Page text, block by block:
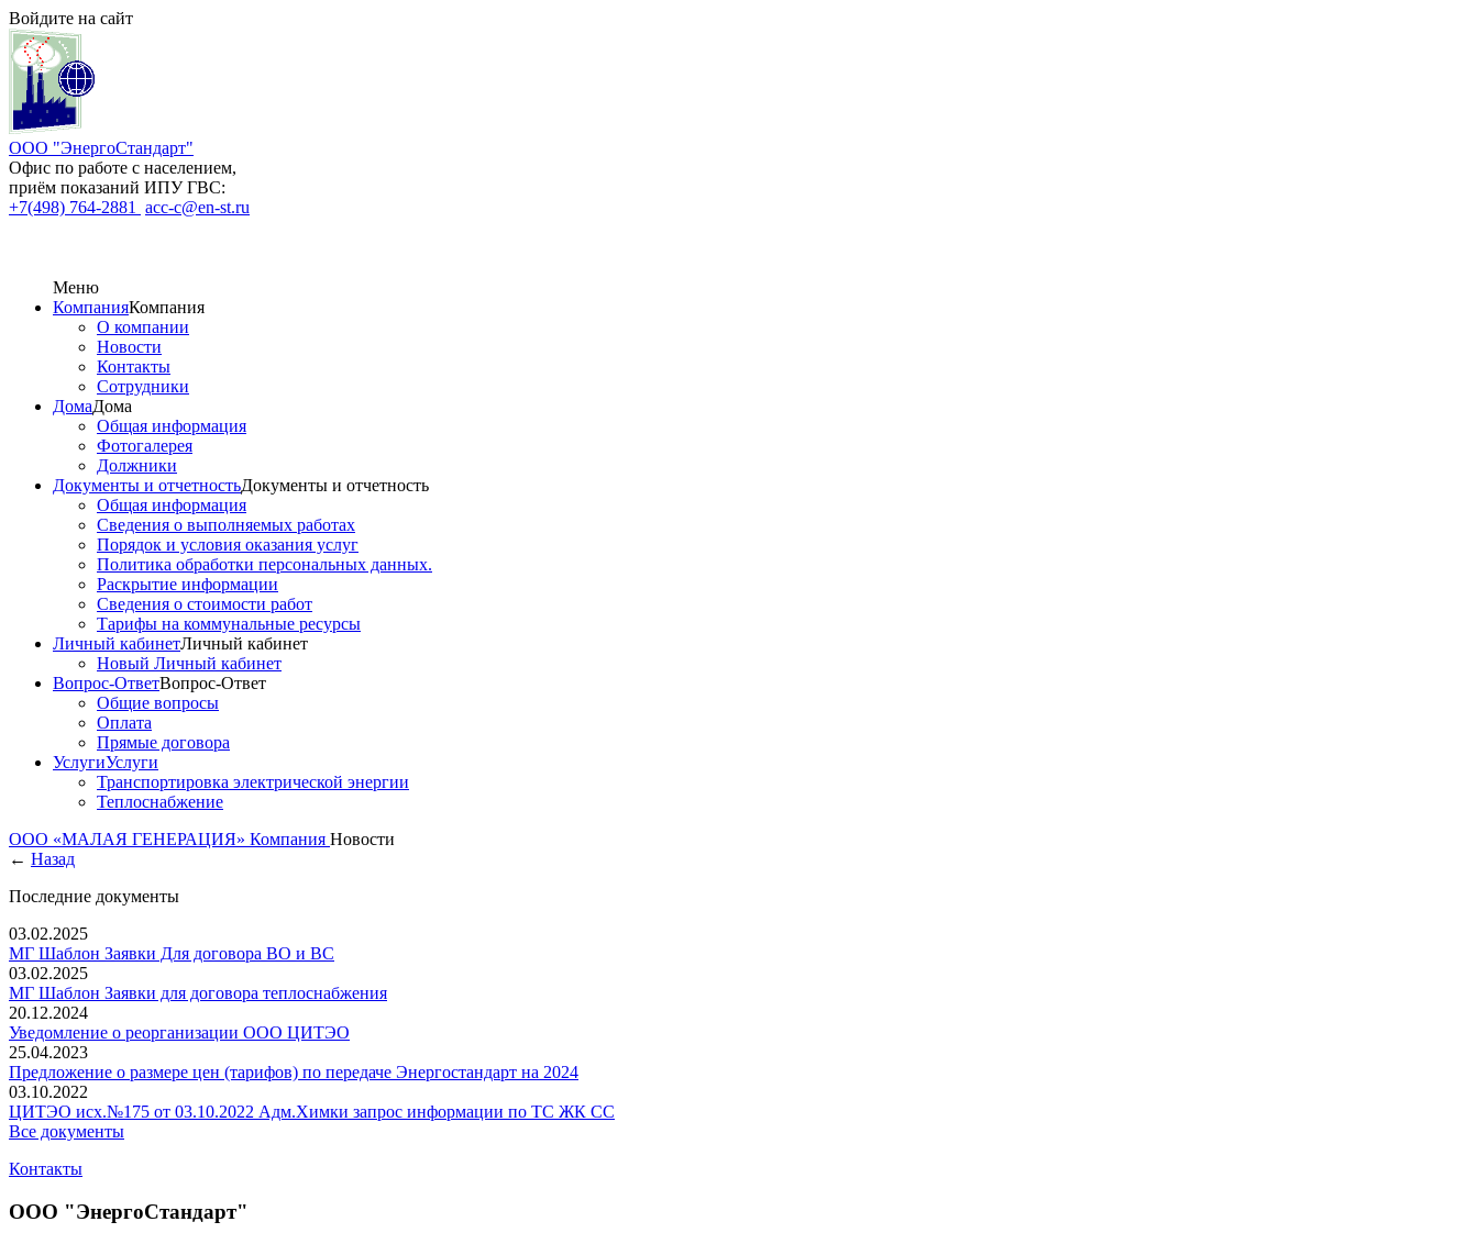
Войдите на сайт
ООО "ЭнергоСтандарт"
Офис по работе с населением,
приём показаний ИПУ ГВС:
+7(498) 764-2881
acc-c@en-st.ru
Меню
КомпанияКомпания
О компании
Новости
Контакты
Сотрудники
ДомаДома
Общая информация
Фотогалерея
Должники
Документы и отчетностьДокументы и отчетность
Общая информация
Сведения о выполняемых работах
Порядок и условия оказания услуг
Политика обработки персональных данных.
Раскрытие информации
Сведения о стоимости работ
Тарифы на коммунальные ресурсы
Личный кабинетЛичный кабинет
Новый Личный кабинет
Вопрос-ОтветВопрос-Ответ
Общие вопросы
Оплата
Прямые договора
УслугиУслуги
Транспортировка электрической энергии
Теплоснабжение
ООО «МАЛАЯ ГЕНЕРАЦИЯ» Компания Новости
← Назад
Последние документы
03.02.2025
МГ Шаблон Заявки Для договора ВО и ВС
03.02.2025
МГ Шаблон Заявки для договора теплоснабжения
20.12.2024
Уведомление о реорганизации ООО ЦИТЭО
25.04.2023
Предложение о размере цен (тарифов) по передаче Энергостандарт на 2024
03.10.2022
ЦИТЭО исх.№175 от 03.10.2022 Адм.Химки запрос информации по ТС ЖК СС
Все документы
Контакты
ООО "ЭнергоСтандарт"